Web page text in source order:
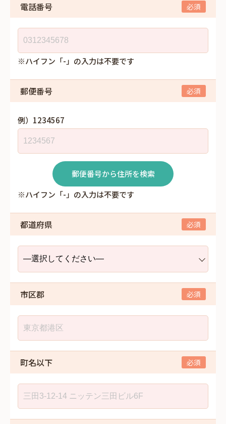
電話番号
※ハイフン「-」の入力は不要です
郵便番号
例）1234567
郵便番号から住所を検索
※ハイフン「-」の入力は不要です
都道府県
市区郡
町名以下